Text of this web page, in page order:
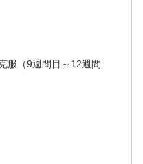
服（9週間目～12週間